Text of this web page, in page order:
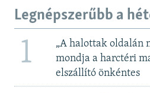
Legnépszerűbb a
1
„A halottak oldalán
mondja a harctéri
elszállító önkéntes